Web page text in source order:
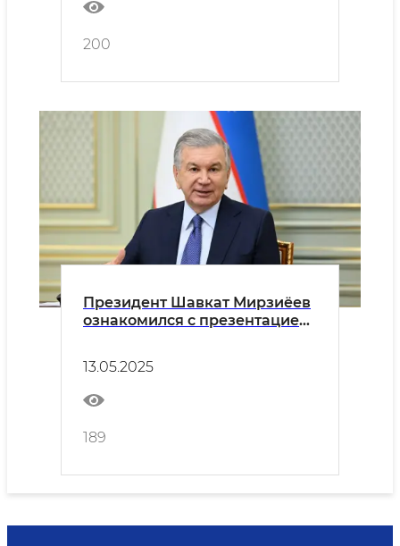
200
Президент Шавкат Мирзиёев
ознакомился с презентацией
сфере дорожного хозяйства.
13.05.2025
189